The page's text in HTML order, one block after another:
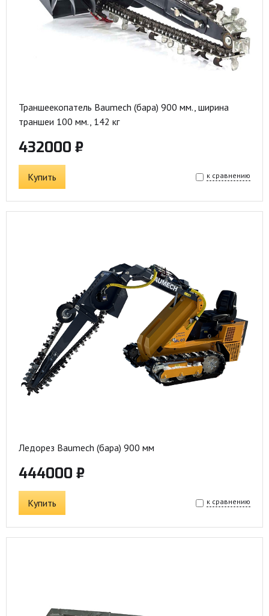
Траншеекопатель Baumech (бара) 900 мм., ширина
траншеи 100 мм., 142 кг
432000 ₽
Купить к сравнению
Ледорез Baumech (бара) 900 мм
444000 ₽
Купить к сравнению